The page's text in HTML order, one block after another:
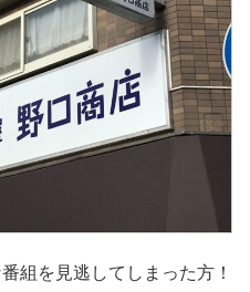
組を見逃してしまった方！